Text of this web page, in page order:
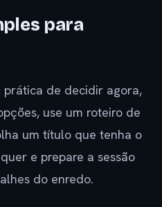
para
de decidir agora,
use um roteiro de
um título que tenha o
e prepare a sessão
do enredo.